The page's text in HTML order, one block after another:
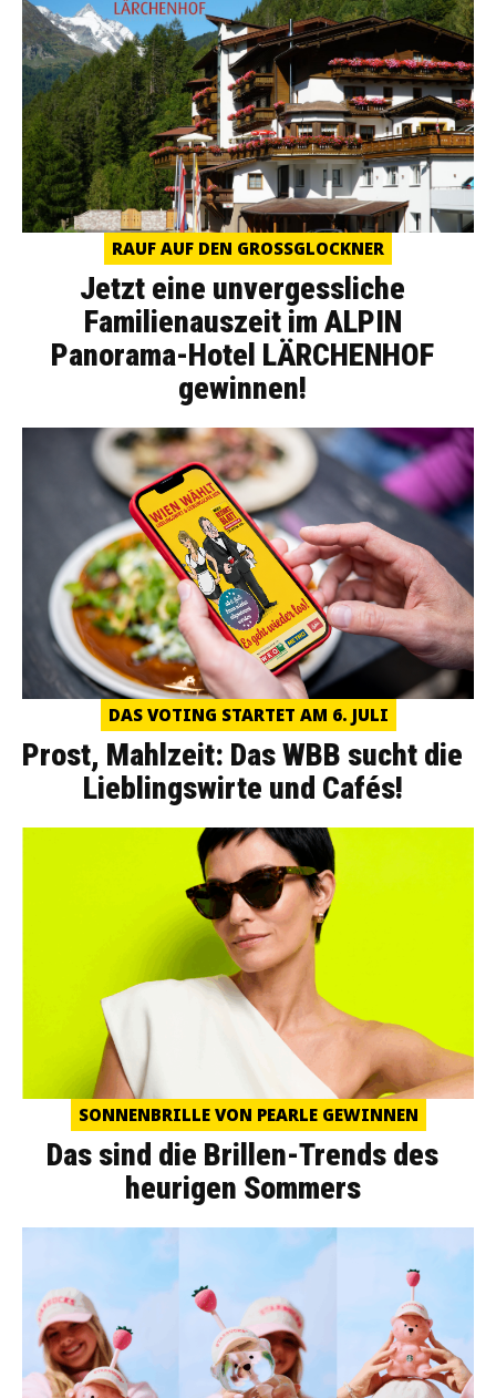
RAUF AUF DEN GROSSGLOCKNER
Jetzt eine unvergessliche
Familienauszeit im ALPIN
Panorama-Hotel LÄRCHENHOF
gewinnen!
DAS VOTING STARTET AM 6. JULI
Prost, Mahlzeit: Das WBB sucht die
Lieblingswirte und Cafés!
SONNENBRILLE VON PEARLE GEWINNEN
Das sind die Brillen-Trends des
heurigen Sommers